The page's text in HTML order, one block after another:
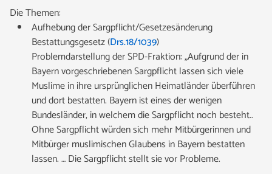
Die Themen:
Aufhebung der Sargpflicht/Gesetzesänderung
Bestattungsgesetz (Drs.18/1039)
Problemdarstellung der SPD-Fraktion: „Aufgrund der in
Bayern vorgeschriebenen Sargpflicht lassen sich viele
Muslime in ihre ursprünglichen Heimatländer überführen
und dort bestatten. Bayern ist eines der wenigen
Bundesländer, in welchem die Sargpflicht noch besteht..
Ohne Sargpflicht würden sich mehr Mitbürgerinnen und
Mitbürger muslimischen Glaubens in Bayern bestatten
lassen. … Die Sargpflicht stellt sie vor Probleme.